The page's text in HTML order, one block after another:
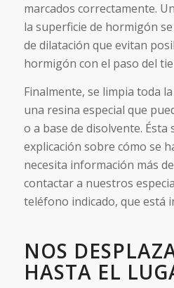
marcados correctamente.
la superficie de hormigón
de dilatación que evitan
hormigón con el paso del
Finalmente, se limpia toda
una resina especial que
o a base de disolvente. Ésta
explicación sobre cómo se
necesita información más
contactar a nuestros
teléfono indicado, que está
NOS
HASTA EL